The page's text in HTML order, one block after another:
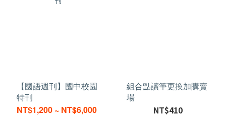
【國語週刊】國中校園
特刊
NT$1,200 ~ NT$6,000
組合點讀筆更換加購賣
場
NT$410